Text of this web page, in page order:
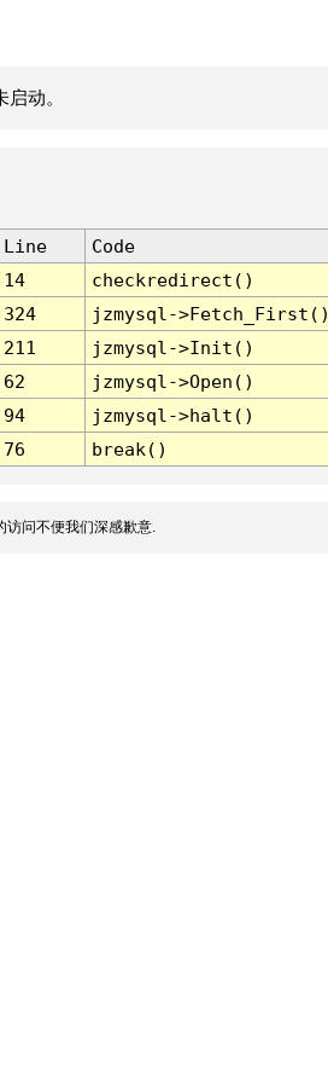
动。
Line
Code
14
checkredirect()
324
jzmysql-
211
jzmysql->Init()
62
jzmysql->Open()
94
jzmysql->halt()
76 break()
问不便我们深感歉意.